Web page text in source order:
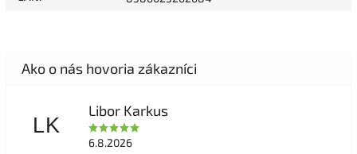
LK
Libor Karkus
6.8.2026